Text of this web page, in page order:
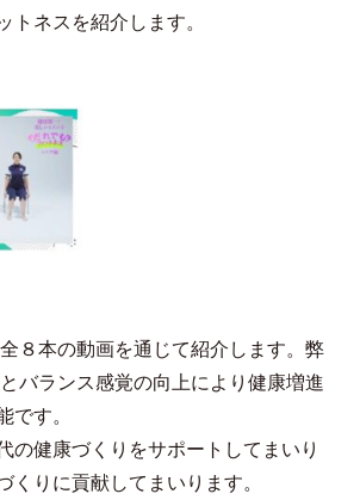
ネスを紹介します。
８本の動画を通じて紹介します。弊
バランス感覚の向上により健康増進
です。
健康づくりをサポートしてまいり
りに貢献してまいります。